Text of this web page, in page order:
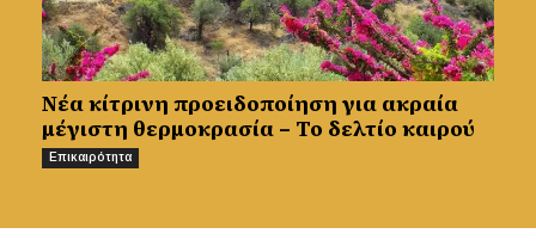
Νέα κίτρινη προειδοποίηση για ακραία
μέγιστη θερμοκρασία – Το δελτίο καιρού
Επικαιρότητα